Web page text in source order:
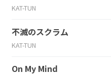
KAT-TUN
不滅のスクラム
KAT-TUN
On My Mind